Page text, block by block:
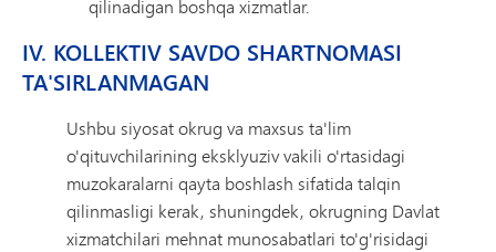
qilinadigan boshqa xizmatlar.
IV. KOLLEKTIV SAVDO SHARTNOMASI
TA'SIRLANMAGAN
Ushbu siyosat okrug va maxsus ta'lim
o'qituvchilarining eksklyuziv vakili o'rtasidagi
muzokaralarni qayta boshlash sifatida talqin
qilinmasligi kerak, shuningdek, okrugning Davlat
xizmatchilari mehnat munosabatlari to'g'risidagi